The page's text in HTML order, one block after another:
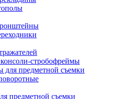
стробофреймы
для предметной съемки
предметной съемки